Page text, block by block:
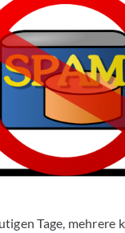
Tage, mehrere